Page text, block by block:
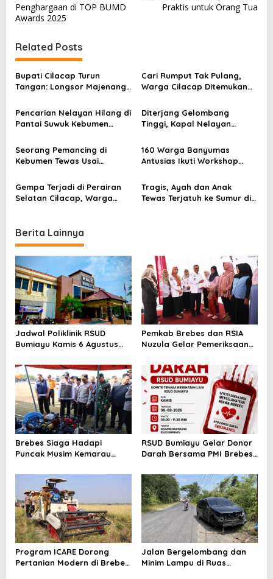
s
t
n
a
v
i
g
a
t
i
n
Penghargaan di TOP BUMD
Awards 2025
Praktis untuk Orang Tua
Related Posts
Bupati Cilacap Turun
Tangan: Longsor Majenang
Hilang
Cari Rumput Tak Pulang,
Warga Cilacap Ditemukan
Pencarian Nelayan Hilang di
Pantai Suwuk Kebumen
Operasi SAR
Diterjang Gelombang
Tinggi, Kapal Nelayan
Berhasil Diselamatkan
Seorang Pemancing di
Kebumen Tewas Usai
Gombong
160 Warga Banyumas
Antusias Ikuti Workshop
Basarnas
Gempa Terjadi di Perairan
Selatan Cilacap, Warga
Tragis, Ayah dan Anak
Tewas Terjatuh ke Sumur di
Berita Lainnya
Jadwal Poliklinik RSUD
Bumiayu Kamis 6 Agustus
Dokter Sebelum Berkunjung
Pemkab Brebes dan RSIA
Nuzula Gelar Pemeriksaan
Perkuat Kesehatan Ibu dan
Bayi
Brebes Siaga Hadapi
Puncak Musim Kemarau
Kesiapsiagaan Bencana dan
Karhutla
RSUD Bumiayu Gelar Donor
Darah Bersama PMI Brebes
Indonesia
Program ICARE Dorong
Pertanian Modern di Brebes,
Jalan Bergelombang dan
Minim Lampu di Ruas